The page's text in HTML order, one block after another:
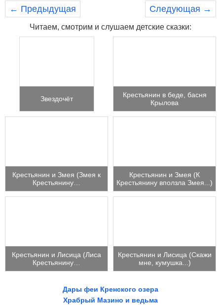
← Предыдущая Следующая →
Читаем, смотрим и слушаем детские сказки:
Звездочёт
Крестьянин в беде, басня
Крылова
Крестьянин и Змея (Змея к
Крестьянину…
Крестьянин и Змея (К
Крестьянину вползла Змея...)
Крестьянин и Лисица (Лиса
Крестьянину…
Крестьянин и Лисица (Скажи
мне, кумушка...)
Дары феи Кренского озера
Храбрый Мазино и ведьма